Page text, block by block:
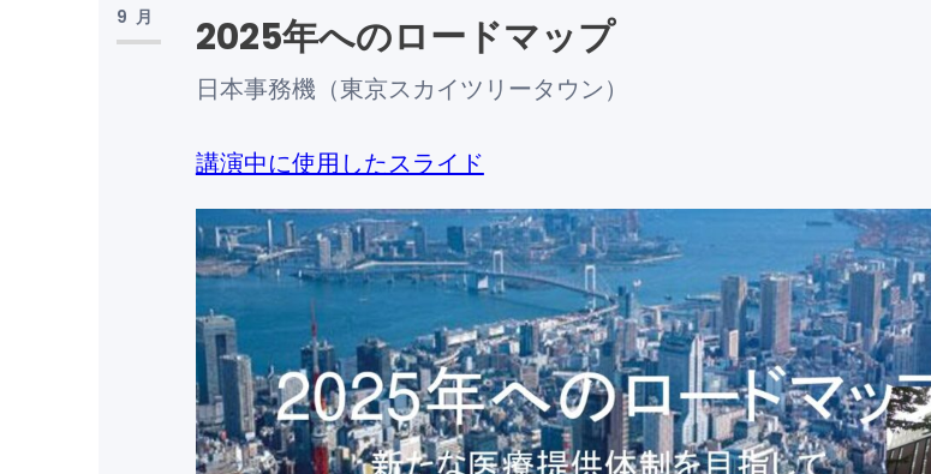
9月 2025年へのロードマップ
日本事務機（東京スカイツリータウン）
講演中に使用したスライド